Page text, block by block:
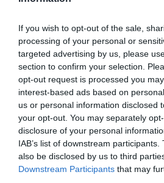
If you wish to opt-out of the sale,
processing of your personal or
targeted advertising by us, please
section to confirm your selection.
opt-out request is processed you
interest-based ads based on
us or personal information disclosed
your opt-out. You may separately
disclosure of your personal
IAB’s list of downstream
also be disclosed by us to third
Downstream Participants that may
rovatunkban rengeteg
Kicsit lazítanál olvasás
Keresztlabda YouTube
jobb videókkal vár.